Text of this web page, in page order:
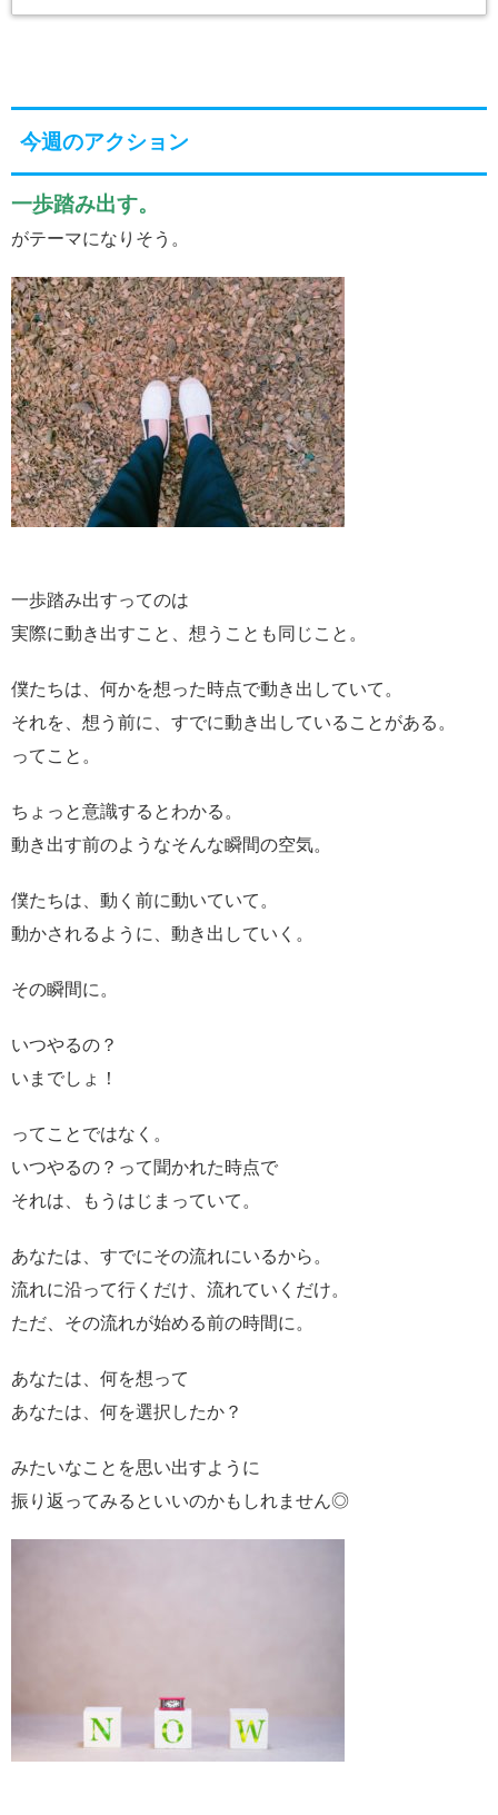
今週のアクション
一歩踏み出す。
がテーマになりそう。
一歩踏み出すってのは
実際に動き出すこと、想うことも同じこと。
僕たちは、何かを想った時点で動き出していて。
それを、想う前に、すでに動き出していることがある。
ってこと。
ちょっと意識するとわかる。
動き出す前のようなそんな瞬間の空気。
僕たちは、動く前に動いていて。
動かされるように、動き出していく。
その瞬間に。
いつやるの？
いまでしょ！
ってことではなく。
いつやるの？って聞かれた時点で
それは、もうはじまっていて。
あなたは、すでにその流れにいるから。
流れに沿って行くだけ、流れていくだけ。
ただ、その流れが始める前の時間に。
あなたは、何を想って
あなたは、何を選択したか？
みたいなことを思い出すように
振り返ってみるといいのかもしれません◎